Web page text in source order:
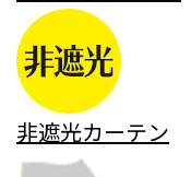
非遮光カーテン